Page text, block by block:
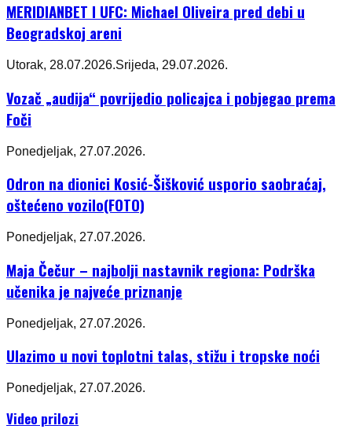
MERIDIANBET I UFC: Michael Oliveira pred debi u
Beogradskoj areni
Utorak, 28.07.2026.Srijeda, 29.07.2026.
Vozač „audija“ povrijedio policajca i pobjegao prema
Foči
Ponedjeljak, 27.07.2026.
Odron na dionici Kosić-Šišković usporio saobraćaj,
oštećeno vozilo(FOTO)
Ponedjeljak, 27.07.2026.
Maja Čečur – najbolji nastavnik regiona: Podrška
učenika je najveće priznanje
Ponedjeljak, 27.07.2026.
Ulazimo u novi toplotni talas, stižu i tropske noći
Ponedjeljak, 27.07.2026.
Video prilozi